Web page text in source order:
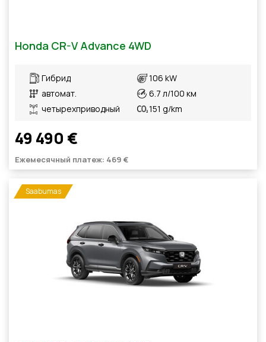
Honda CR-V Advance 4WD
Гибрид
автомат.
четырехприводный
106 kW
6.7 л/100 км
151 g/km
49 490 €
Ежемесячный платеж: 469 €
Saabumas